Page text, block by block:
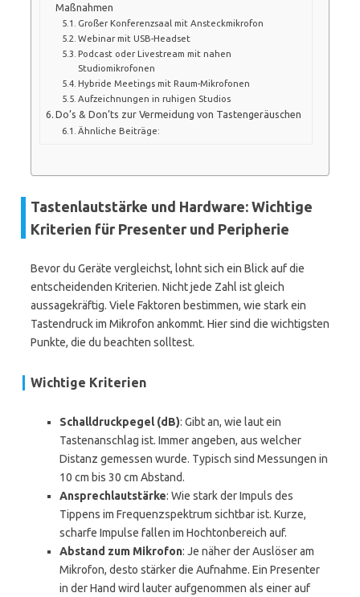
Maßnahmen
Großer Konferenzsaal mit Ansteckmikrofon
Webinar mit USB-Headset
Podcast oder Livestream mit nahen
Studiomikrofonen
Hybride Meetings mit Raum-Mikrofonen
Aufzeichnungen in ruhigen Studios
Do’s & Don’ts zur Vermeidung von Tastengeräuschen
Ähnliche Beiträge:
Tastenlautstärke und Hardware: Wichtige
Kriterien für Presenter und Peripherie
Bevor du Geräte vergleichst, lohnt sich ein Blick auf die
entscheidenden Kriterien. Nicht jede Zahl ist gleich
aussagekräftig. Viele Faktoren bestimmen, wie stark ein
Tastendruck im Mikrofon ankommt. Hier sind die wichtigsten
Punkte, die du beachten solltest.
Wichtige Kriterien
Schalldruckpegel (dB): Gibt an, wie laut ein
Tastenanschlag ist. Immer angeben, aus welcher
Distanz gemessen wurde. Typisch sind Messungen in
10 cm bis 30 cm Abstand.
Ansprechlautstärke: Wie stark der Impuls des
Tippens im Frequenzspektrum sichtbar ist. Kurze,
scharfe Impulse fallen im Hochtonbereich auf.
Abstand zum Mikrofon: Je näher der Auslöser am
Mikrofon, desto stärker die Aufnahme. Ein Presenter
in der Hand wird lauter aufgenommen als einer auf